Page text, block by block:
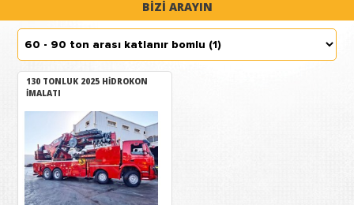
BİZİ ARAYIN
130 TONLUK 2025 HİDROKON
İMALATI